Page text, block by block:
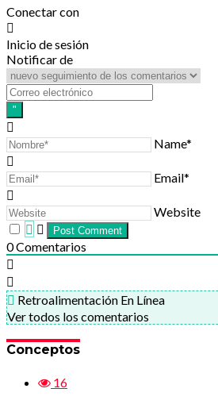
Conectar con
Inicio de sesión
Notificar de
Name*
Email*
Website
0Comentarios
Retroalimentación En Línea
Ver todos los comentarios
Conceptos
16